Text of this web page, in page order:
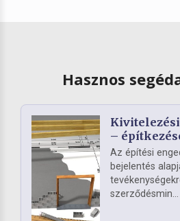
Hasznos
–
Az építési
bejelentés
szerződésmin...